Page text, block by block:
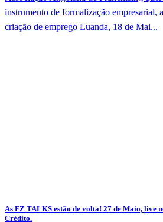
instrumento de formalização empresarial,
criação de emprego Luanda, 18 de Mai...
As FZ TALKS estão de volta! 27 de Maio, live
Crédito.